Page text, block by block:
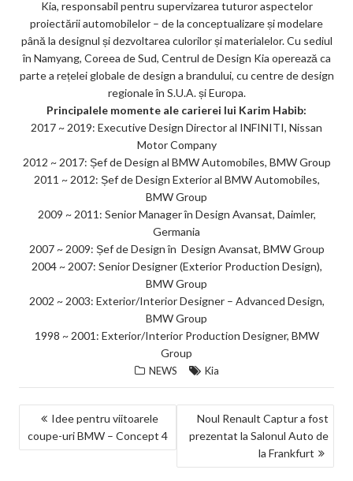
Kia, responsabil pentru supervizarea tuturor aspectelor
proiectării automobilelor – de la conceptualizare și modelare
până la designul și dezvoltarea culorilor și materialelor. Cu sediul
în Namyang, Coreea de Sud, Centrul de Design Kia operează ca
parte a rețelei globale de design a brandului, cu centre de design
regionale în S.U.A. și Europa.
Principalele momente ale carierei lui Karim Habib:
2017 ~ 2019: Executive Design Director al INFINITI, Nissan
Motor Company
2012 ~ 2017: Șef de Design al BMW Automobiles, BMW Group
2011 ~ 2012: Șef de Design Exterior al BMW Automobiles,
BMW Group
2009 ~ 2011: Senior Manager în Design Avansat, Daimler,
Germania
2007 ~ 2009: Șef de Design în Design Avansat, BMW Group
2004 ~ 2007: Senior Designer (Exterior Production Design),
BMW Group
2002 ~ 2003: Exterior/Interior Designer – Advanced Design,
BMW Group
1998 ~ 2001: Exterior/Interior Production Designer, BMW
Group
NEWS Kia
NAVIGARE
ÎN
Idee pentru viitoarele
coupe-uri BMW – Concept 4
Noul Renault Captur a fost
prezentat la Salonul Auto de
la Frankfurt